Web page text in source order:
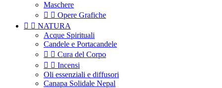
Maschere
  Opere Grafiche
  NATURA
Acque Spirituali
Candele e Portacandele
  Cura del Corpo
  Incensi
Oli essenziali e diffusori
Canapa Solidale Nepal